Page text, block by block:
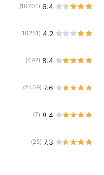
6.4
(10701)
4.2
(10251)
8.4
(492)
7.6
(2409)
8.4
(7)
7.3
(25)